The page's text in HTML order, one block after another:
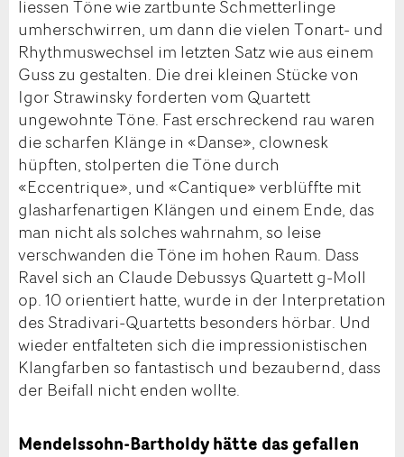
liessen Töne wie zartbunte Schmetterlinge
umherschwirren, um dann die vielen Tonart- und
Rhythmuswechsel im letzten Satz wie aus einem
Guss zu gestalten. Die drei kleinen Stücke von
Igor Strawinsky forderten vom Quartett
ungewohnte Töne. Fast erschreckend rau waren
die scharfen Klänge in «Danse», clownesk
hüpften, stolperten die Töne durch
«Eccentrique», und «Cantique» verblüffte mit
glasharfenartigen Klängen und einem Ende, das
man nicht als solches wahrnahm, so leise
verschwanden die Töne im hohen Raum. Dass
Ravel sich an Claude Debussys Quartett g-Moll
op. 10 orientiert hatte, wurde in der Interpretation
des Stradivari-Quartetts besonders hörbar. Und
wieder entfalteten sich die impressionistischen
Klangfarben so fantastisch und bezaubernd, dass
der Beifall nicht enden wollte.
Mendelssohn-Bartholdy hätte das gefallen